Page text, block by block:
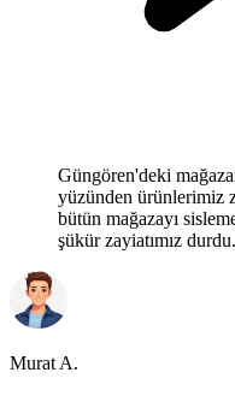
Güngören'deki
yüzünden ürünlerimiz
bütün mağazayı
şükür zayiatımız durdu.
Murat A.